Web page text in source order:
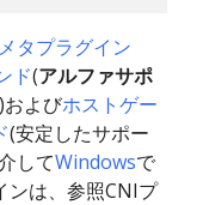
メタプラグイン
ド(アルファサポ
よびホストゲー
(安定したサポー
してWindowsで
ンは、参照CNIプ